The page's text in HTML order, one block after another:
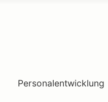
Personalentwicklung